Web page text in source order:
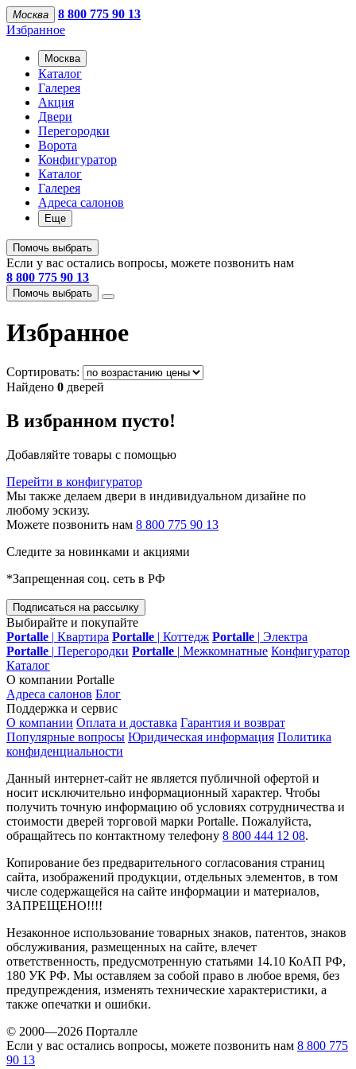
Москва
8 800 775 90 13
Избранное
Москва
Каталог
Галерея
Акция
Двери
Перегородки
Ворота
Конфигуратор
Каталог
Галерея
Адреса салонов
Еще
Помочь выбрать
Если у вас остались вопросы, можете позвонить нам
8 800 775 90 13
Помочь выбрать
Избранное
Сортировать:
Найдено 0 дверей
В избранном пусто!
Добавляйте товары с помощью
Перейти в конфигуратор
Мы также делаем двери в индивидуальном дизайне по
любому эскизу.
Можете позвонить нам 8 800 775 90 13
Следите за новинками и акциями
*Запрещенная соц. сеть в РФ
Подписаться на рассылку
Выбирайте и покупайте
Portalle | Квартира Portalle | Коттедж Portalle | Электра
Portalle | Перегородки Portalle | Межкомнатные Конфигуратор
Каталог
О компании Portalle
Адреса салонов Блог
Поддержка и сервис
О компании Оплата и доставка Гарантия и возврат
Популярные вопросы Юридическая информация Политика
конфиденциальности
Данный интернет-сайт не является публичной офертой и
носит исключительно информационный характер. Чтобы
получить точную информацию об условиях сотрудничества и
стоимости дверей торговой марки Portalle. Пожалуйста,
обращайтесь по контактному телефону 8 800 444 12 08.
Копирование без предварительного согласования страниц
сайта, изображений продукции, отдельных элементов, в том
числе содержащейся на сайте информации и материалов,
ЗАПРЕЩЕНО!!!!
Незаконное использование товарных знаков, патентов, знаков
обслуживания, размещенных на сайте, влечет
ответственность, предусмотренную статьями 14.10 КоАП РФ,
180 УК РФ. Мы оставляем за собой право в любое время, без
предупреждения, изменять технические характеристики, а
также опечатки и ошибки.
© 2000—2026 Порталле
Если у вас остались вопросы, можете позвонить нам 8 800 775
90 13